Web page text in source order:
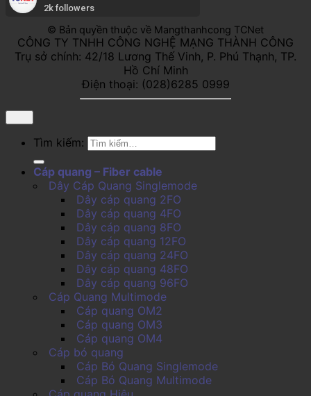
2k followers
© Bản quyền thuộc về Mangthanhcong TCNet
CÔNG TY TNHH CÔNG NGHỆ MẠNG THÀNH CÔNG
Trụ sở chính: 42/18 Lương Thế Vinh, P. Phú Thạnh, TP.
Hồ Chí Minh
Điện thoại: (028)6285 0999
Tìm kiếm:
Cáp quang – Fiber cable
Dây Cáp Quang Singlemode
Dây cáp quang 2FO
Dây cáp quang 4FO
Dây cáp quang 8FO
Dây cáp quang 12FO
Dây cáp quang 24FO
Dây cáp quang 48FO
Dây cáp quang 96FO
Cáp Quang Multimode
Cáp quang OM2
Cáp quang OM3
Cáp quang OM4
Cáp bó quang
Cáp Bó Quang Singlemode
Cáp Bó Quang Multimode